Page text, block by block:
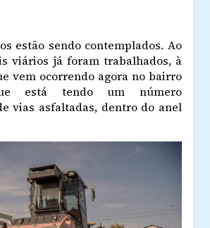
estão sendo contemplados. Ao
viários já foram trabalhados, à
vem ocorrendo agora no bairro
está tendo um número
vias asfaltadas, dentro do anel